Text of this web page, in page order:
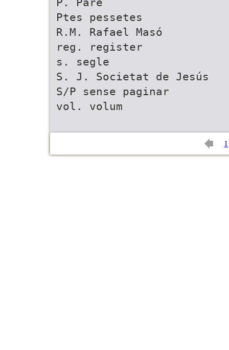
Ptes pessetes
R.M. Rafael Masó
reg. register
s. segle
S. J. Societat de Jesús
S/P sense paginar
vol. volum
1